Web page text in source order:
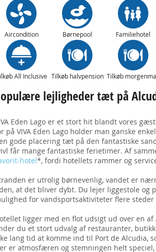
Aircondition Børnepool Familiehotel
All Inclusive Tilkøb halvpension Tilkøb
lejligheder tæt på
Eden Lago er et stort hit blandt vores
på VIVA Eden Lago holder man ganske
gode placering tæt på den fantastiske
får mange fantastiske ferietimer. Af
hotel*, fordi hotellets rammer og
er utrolig børnevenlig, vandet er
at det bliver dybt. Du lejer liggestole
for vandsportsaktiviteter flere steder
ligger med en flot udsigt ud over en
du et stort udvalg af restauranter,
lang tid at komme ind til Port de Alcudia,
er atmosfæren og stemningen helt